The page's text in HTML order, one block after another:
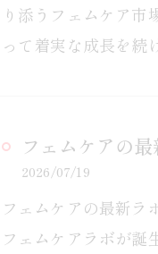
り添うフェムケア
って着実な成長を続
フェムケアの
2026/07/19
フェムケアの最新ラ
フェムケアラボが誕